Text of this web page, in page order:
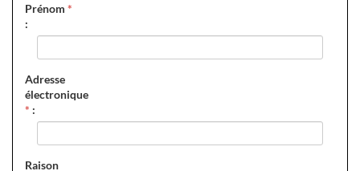
Prénom *
:
Adresse
électronique
* :
Raison